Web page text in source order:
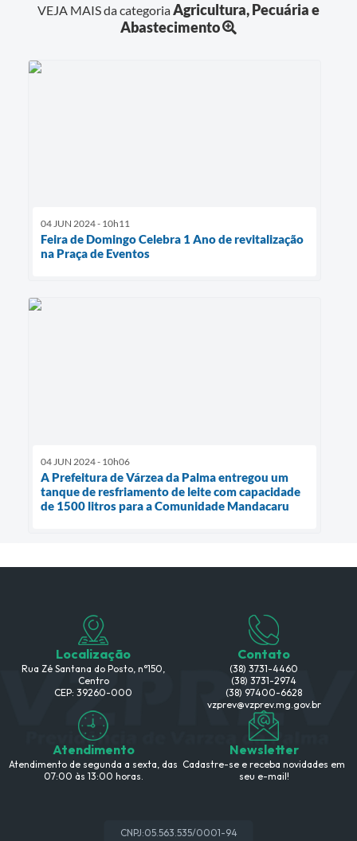
VEJA MAIS da categoriaAgricultura, Pecuária e
Abastecimento
04 JUN 2024 - 10h11
Feira de Domingo Celebra 1 Ano de revitalização
na Praça de Eventos
04 JUN 2024 - 10h06
A Prefeitura de Várzea da Palma entregou um
tanque de resfriamento de leite com capacidade
de 1500 litros para a Comunidade Mandacaru
Localização
Rua Zé Santana do Posto, n°150,
Centro
CEP: 39260-000
Contato
(38) 3731-4460
(38) 3731-2974
(38) 97400-6628
vzprev@vzprev.mg.gov.br
Atendimento
Atendimento de segunda a sexta, das
07:00 às 13:00 horas.
CNPJ:05.563.535/0001-94
Newsletter
Cadastre-se e receba novidades em
seu e-mail!